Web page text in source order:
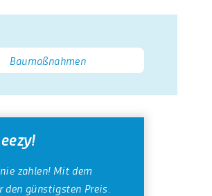
Baumaßnahmen
zahlen! Mit dem
günstigsten Preis.